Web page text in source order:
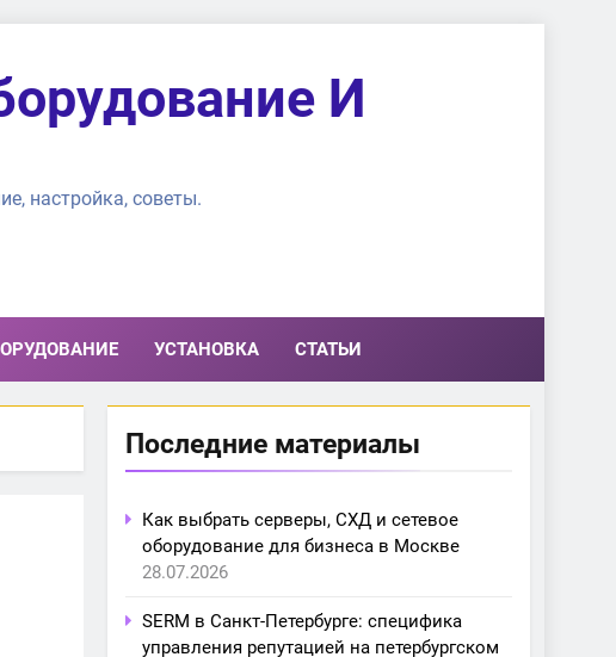
И
настройка, советы.
УСТАНОВКА СТАТЬИ
Последние материалы
Как выбрать серверы, СХД и сетевое
оборудование для бизнеса в Москве
28.07.2026
SERM в Санкт-Петербурге: специфика
управления репутацией на петербургском